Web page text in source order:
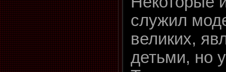
служил
великих,
детьми, но